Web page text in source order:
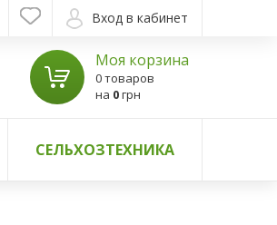
Вход в кабинет
Моя корзина
0 товаров
на 0грн
СЕЛЬХОЗТЕХНИКА